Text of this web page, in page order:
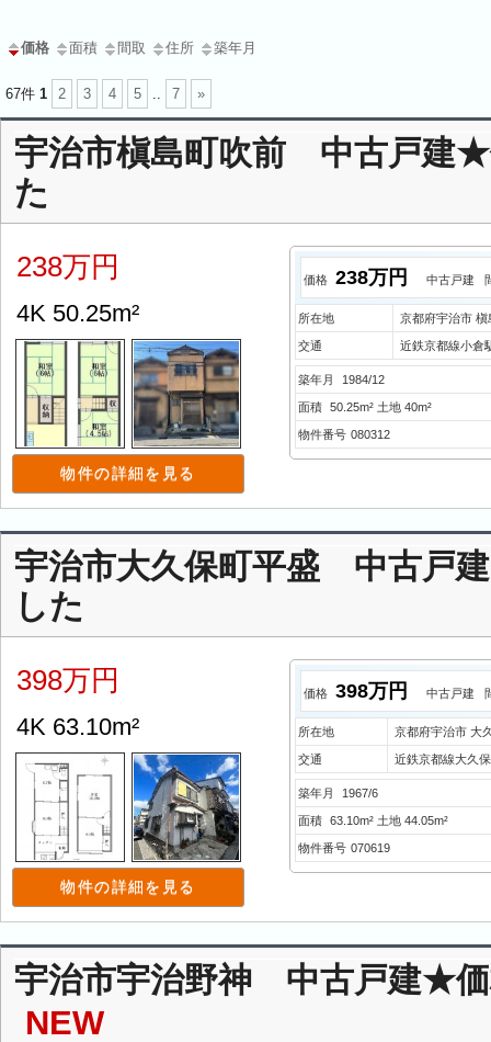
価格 面積 間取 住所 築年月
67件 1 2 3 4 5 .. 7 »
宇治市槇島町吹前 中古戸建
た
238万円
4K 50.25m²
物件の詳細を見る
価格 238万円 中古戸建
所在地 京都府宇治市 槇
交通 近鉄京都線小倉
築年月 1984/12
面積 50.25m² 土地 40m²
物件番号 080312
宇治市大久保町平盛 中古戸
した
398万円
4K 63.10m²
物件の詳細を見る
価格 398万円 中古戸建
所在地 京都府宇治市 大
交通 近鉄京都線大久
築年月 1967/6
面積 63.10m² 土地 44.05m²
物件番号 070619
宇治市宇治野神 中古戸建★
NEW